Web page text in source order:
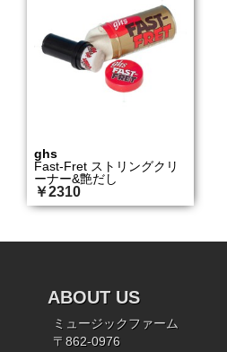
ghs
Fast-Fret ストリングクリ
ーナー&艶だし
￥2310
ABOUT US
ミュージックファーム
〒862-0976